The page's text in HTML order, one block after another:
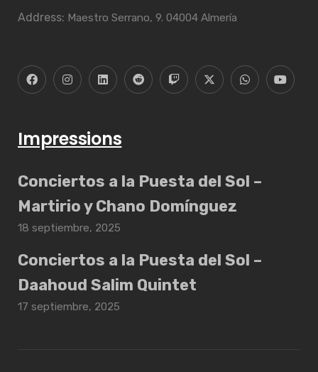
Address: Maestro Serrano, 9. 04004 Almería
Impressions
Conciertos a la Puesta del Sol –
Martirio y Chano Domínguez
18 septiembre, 2025
Conciertos a la Puesta del Sol –
Daahoud Salim Quintet
17 septiembre, 2025